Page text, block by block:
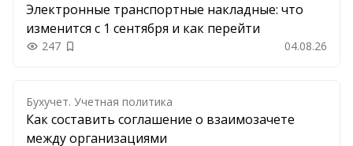
Электронные транспортные накладные: что
изменится с 1 сентября и как перейти
247 Добавить в закладки 04.08.26
Бухучет. Учетная политика
Как составить соглашение о взаимозачете
между организациями